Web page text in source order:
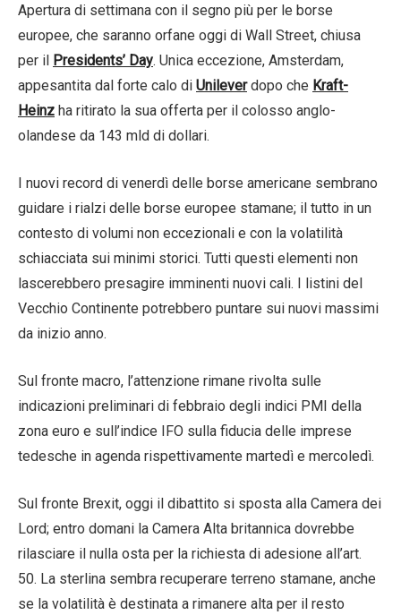
Apertura di settimana con il segno più per le borse
europee, che saranno orfane oggi di Wall Street, chiusa
per il Presidents’ Day. Unica eccezione, Amsterdam,
appesantita dal forte calo di Unileverdopo che Kraft-
Heinz ha ritirato la sua offerta per il colosso anglo-
olandese da 143 mld di dollari.
I nuovi record di venerdì delle borse americane sembrano
guidare i rialzi delle borse europee stamane; il tutto in un
contesto di volumi non eccezionali e con la volatilità
schiacciata sui minimi storici. Tutti questi elementi non
lascerebbero presagire imminenti nuovi cali. I listini del
Vecchio Continente potrebbero puntare sui nuovi massimi
da inizio anno.
Sul fronte macro, l’attenzione rimane rivolta sulle
indicazioni preliminari di febbraio degli indici PMI della
zona euro e sull’indice IFO sulla fiducia delle imprese
tedesche in agenda rispettivamente martedì e mercoledì.
Sul fronte Brexit, oggi il dibattito si sposta alla Camera dei
Lord; entro domani la Camera Alta britannica dovrebbe
rilasciare il nulla osta per la richiesta di adesione all’art.
50. La sterlina sembra recuperare terreno stamane, anche
se la volatilità è destinata a rimanere alta per il resto